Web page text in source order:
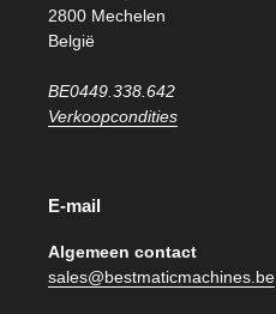
2800 Mechelen
België
BE0449.338.642
Verkoopcondities
E-mail
Algemeen contact
sales@bestmaticmachines.be